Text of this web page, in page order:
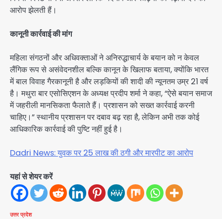
आरोप झेलती हैं।
कानूनी कार्रवाई की मांग
महिला संगठनों और अधिवक्ताओं ने अनिरुद्धाचार्य के बयान को न केवल
लैंगिक रूप से असंवेदनशील बल्कि कानून के खिलाफ बताया, क्योंकि भारत
में बाल विवाह गैरकानूनी है और लड़कियों की शादी की न्यूनतम उम्र 21 वर्ष
है। मथुरा बार एसोसिएशन के अध्यक्ष प्रदीप शर्मा ने कहा, “ऐसे बयान समाज
में जहरीली मानसिकता फैलाते हैं। प्रशासन को सख्त कार्रवाई करनी
चाहिए।” स्थानीय प्रशासन पर दबाव बढ़ रहा है, लेकिन अभी तक कोई
आधिकारिक कार्रवाई की पुष्टि नहीं हुई है।
Dadri News: युवक पर 25 लाख की ठगी और मारपीट का आरोप
यहां से शेयर करें
उत्तर प्रदेश